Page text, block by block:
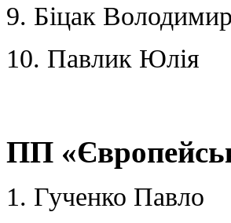
9. Біцак Володимир
10. Павлик Юлія
ПП
1. Гученко Павло